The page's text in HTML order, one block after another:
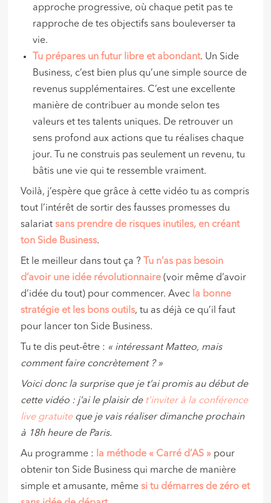
approche progressive, où chaque petit pas te
rapproche de tes objectifs sans bouleverser ta
vie.
Tu prépares un futur libre et abondant. Un Side
Business, c’est bien plus qu’une simple source de
revenus supplémentaires. C’est une excellente
manière de contribuer au monde selon tes
valeurs et tes talents uniques. De retrouver un
sens profond aux actions que tu réalises chaque
jour. Tu ne construis pas seulement un revenu, tu
bâtis une vie qui te ressemble vraiment.
Voilà, j’espère que grâce à cette vidéo tu as compris
tout l’intérêt de sortir des fausses promesses du
salariatsans prendre de risques inutiles, en créant
ton Side Business.
Et le meilleur dans tout ça ? Tu n’as pas besoin
d’avoir une idée révolutionnaire (voir même d’avoir
d’idée du tout) pour commencer. Avec la bonne
stratégie et les bons outils, tu as déjà ce qu’il faut
pour lancer ton Side Business.
Tu te dis peut-être : « intéressant Matteo, mais
comment faire concrètement ? »
Voici donc la surprise que je t’ai promis au début de
cette vidéo : j’ai le plaisir det’inviter à la conférence
live gratuiteque je vais réaliser dimanche prochain
à 18h heure de Paris.
Au programme : la méthode « Carré d’AS » pour
obtenir ton Side Business qui marche de manière
simple et amusante, mêmesi tu démarres de zéro et